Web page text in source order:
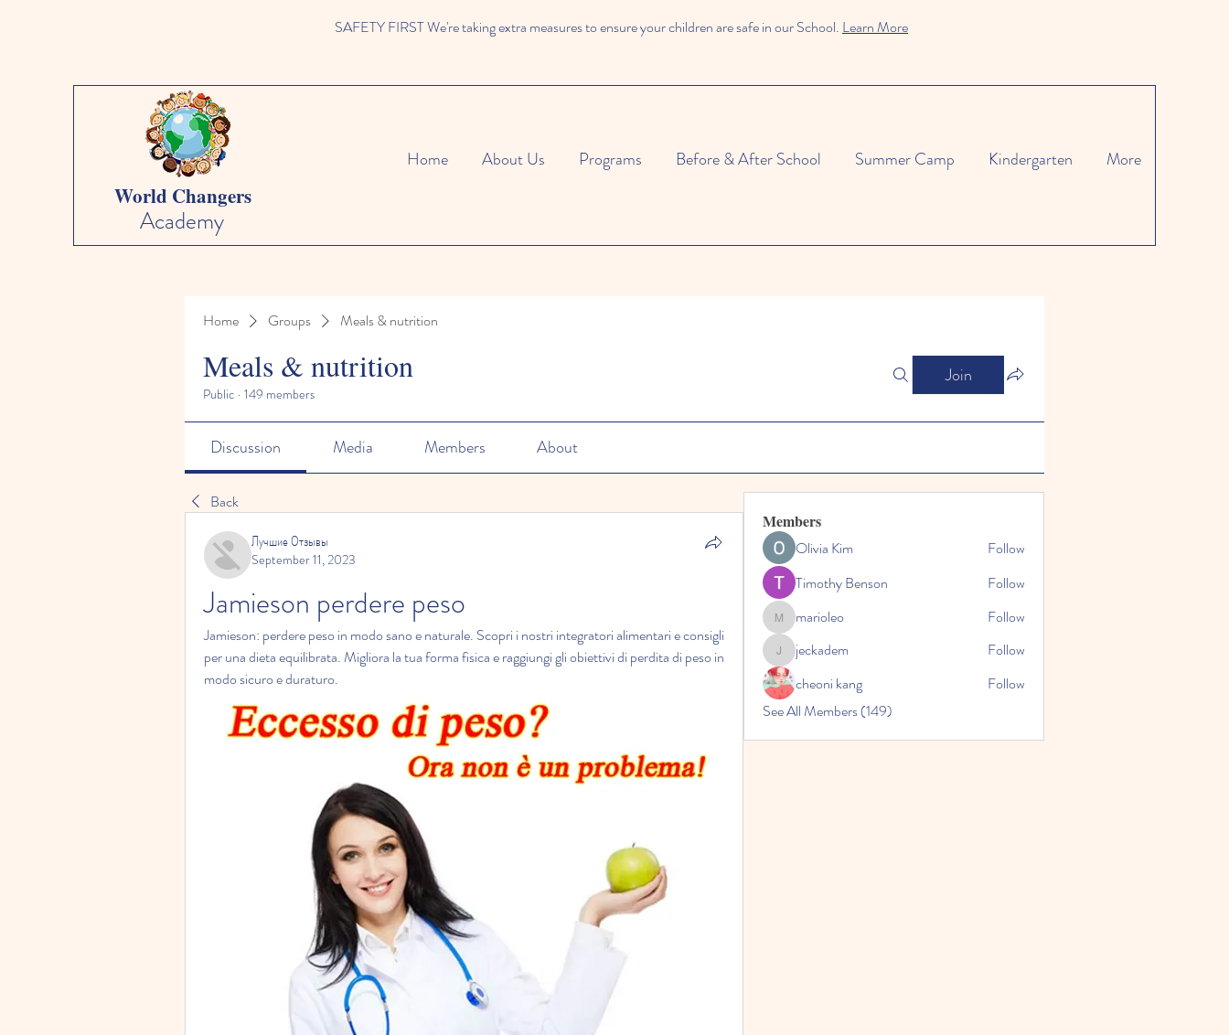
SAFETY FIRST We're taking extra measures to ensure your children are safe in our School. Learn More
World Changers
Academy
Home About Us Programs Before & After School Summer Camp Kindergarten More
Home Groups Meals & nutrition
Meals & nutrition
Public · 149 members
Join
Discussion Media Members About
Back
Лучшие Отзывы
September 11, 2023
Jamieson perdere peso
Jamieson: perdere peso in modo sano e naturale. Scopri i nostri integratori alimentari e consigli
per una dieta equilibrata. Migliora la tua forma fisica e raggiungi gli obiettivi di perdita di peso in
modo sicuro e duraturo.
Members
Olivia Kim
Follow
Timothy Benson
Follow
marioleomarioleo Follow
jeckadem
jeckadem
Follow
cheoni kang
Follow
See All Members (149)